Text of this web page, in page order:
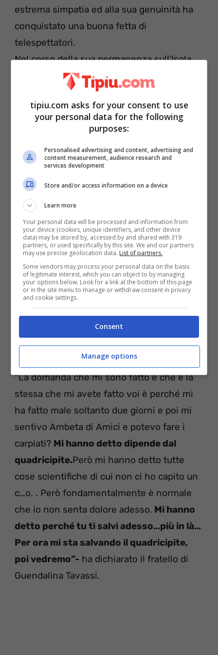
estrema simpatia ed alla sua genuinità ha
conquistato una buona fetta di
telespettatori.
Nel corso della sua permanenza sull’Isola,
l’ex naufragoha subito un infortunio ed
ora, ha rivelato ai sui fan che dovrà
sottoporsi ad un intervento.“La notizia di
oggi è che mi sono fatto il menisco”-
e quindi dovrà sottoporsi ad una
Il fratello di Guendalina Tavassi deve
sottoporsi ad una operazione
Edoardo ha postato delleInsta Storiesha
parlato delle sue condizioni di salute.
“La domanda che mi sono fatto e che è la
stessa che mi avete fatto voi è perché mi
ha fatto male soltanto due giorni e poi mi
sentivo Ambeta di Amici e potevo fare i
carpiati? Mi hanno detto dipende dal
quadricipite.Però mi hanno detto tutte
cose scientifiche di cui non ci ho capito un
c…o. . Però fondamentalmente è normale
che io non senta dolore adesso. Mi hanno
detto perché tu ti salvi adesso…più in là…
Per ora mi sta salvando il quadricipite,
poi vedremo”- ha dichiarato il fratello di
Guendalina Tavassi.
tipiu.com asks for your consent to use
your personal data for the following
purposes:
Personalised advertising and content, advertising and
content measurement, audience research and
services development
Store and/or access information on a device
Learn more
Your personal data will be processed and information from
your device (cookies, unique identifiers, and other device
data) may be stored by, accessed by and shared with 319
partners, or used specifically by this site. We and our partners
may use precise geolocation data. List of partners.
Some vendors may process your personal data on the basis
of legitimate interest, which you can object to by managing
your options below. Look for a link at the bottom of this page
or in the site menu to manage or withdraw consent in privacy
and cookie settings.
Consent
Manage options